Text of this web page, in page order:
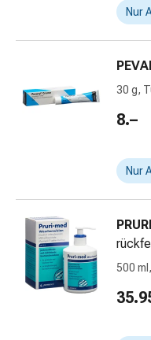
Prostata
Nieren-
Schmerzen
&
Migräne
Muskel-
&
Nur
30 g,
8.–
Nur
500